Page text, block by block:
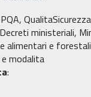
PQA,
ministeriali,
alimentari e
modalita
: